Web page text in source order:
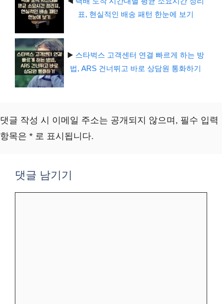
표, 현실적인 배송 패턴 한눈에 보기
▶️ 스타벅스 고객센터 연결 빠르게 하는 방
법, ARS 건너뛰고 바로 상담원 통화하기
댓글 작성 시 이메일 주소는 공개되지 않으며, 필수 입력
항목은 * 로 표시됩니다.
댓글 남기기